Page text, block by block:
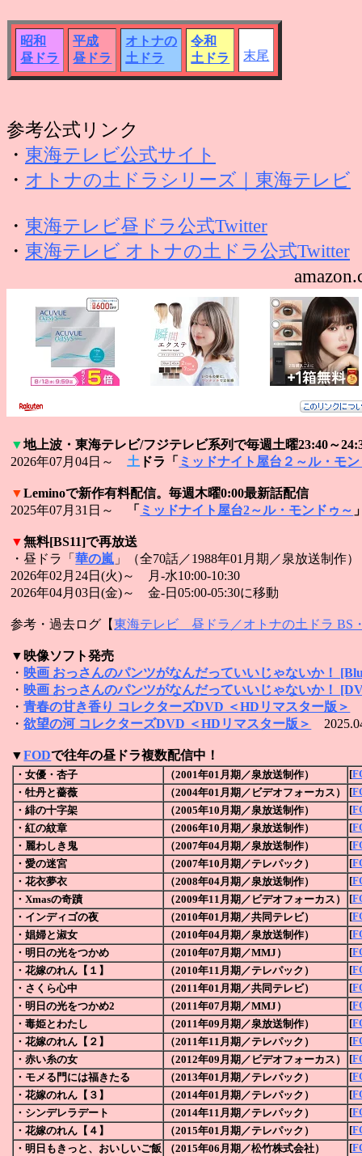
昭和
昼ドラ
平成
昼ドラ
オトナの
土ドラ
令和
土ドラ
末尾
参考公式リンク
・ 東海テレビ公式サイト
・ オトナの土ドラシリーズ｜東海テレビ
・ 東海テレビ昼ドラ公式Twitter
・ 東海テレビ オトナの土ドラ公式Twitter
▼地上波・東海テレビ/フジテレビ系列で毎週土曜23:40～
2026年07月04日～ 土 ドラ「 ミッドナイト屋台２～ル・モ
▼Leminoで新作有料配信。毎週木曜0:00最新話配信
2025年07月31日～
「 ミッドナイト屋台2～ル・モンドゥ～
▼無料[BS11]で再放送
・昼ドラ「華の嵐 」（全70話／1988年01月期／泉放送制作
2026年02月24日(火)～ 月-水10:00-10:30
2026年04月03日(金)～ 金-日05:00-05:30に移動
参考・過去ログ【東海テレビ 昼ドラ／オトナの土ドラ BS
▼映像ソフト発売
・ 映画 おっさんのパンツがなんだっていいじゃないか！
・ 映画 おっさんのパンツがなんだっていいじゃないか！
・青春の甘き香り コレクターズDVD ＜HDリマスター版＞
・欲望の河 コレクターズDVD ＜HDリマスター版＞
▼FODで往年の昼ドラ複数配信中！
・女優・杏子 （2001年01月期／泉放送制作） [
・牡丹と薔薇
（2004年01月期／ビデオフォーカス） [
・緋の十字架
（2005年10月期／泉放送制作） [
・紅の紋章
（2006年10月期／泉放送制作） [
・麗わしき鬼
（2007年04月期／泉放送制作） [
・愛の迷宮
（2007年10月期／テレパック） [
・花衣夢衣
（2008年04月期／泉放送制作） [
・Xmasの奇蹟
（2009年11月期／ビデオフォーカス） [
・インディゴの夜
（2010年01月期／共同テレビ） [
・娼婦と淑女
（2010年04月期／泉放送制作） [
・明日の光をつかめ
（2010年07月期／MMJ） [
・花嫁のれん【１】
（2010年11月期／テレパック） [
・さくら心中
（2011年01月期／共同テレビ） [
・明日の光をつかめ2
（2011年07月期／MMJ） [
・毒姫とわたし
（2011年09月期／泉放送制作） [
・花嫁のれん【２】
（2011年11月期／テレパック） [
・赤い糸の女
（2012年09月期／ビデオフォーカス） [
・モメる門には福きたる
（2013年01月期／テレパック） [
・花嫁のれん【３】
（2014年01月期／テレパック） [
・ シンデレラデート （2014年11月期／テレパック） [
・花嫁のれん【４】
（2015年01月期／テレパック） [
・明日もきっと、おいしいご飯
（2015年06月期／松竹株式会社） [